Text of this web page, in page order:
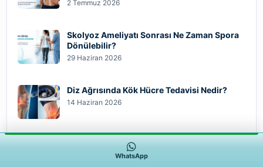
2 Temmuz 2026
Skolyoz Ameliyatı Sonrası Ne Zaman Spora
Dönülebilir?
29 Haziran 2026
Diz Ağrısında Kök Hücre Tedavisi Nedir?
14 Haziran 2026
Skolyoz hastalarında ameliyat sonrası spora
dönüş nasıl olmalı?
WhatsApp